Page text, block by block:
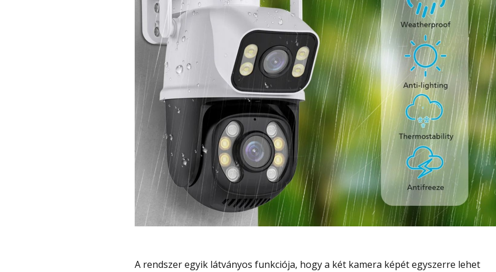
A rendszer egyik látványos funkciója, hogy a két kamera képét egyszerre lehet